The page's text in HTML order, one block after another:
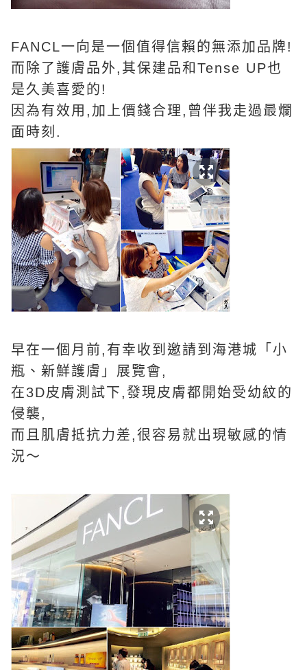
FANCL一向是一個值得信賴的無添加品牌!
而除了護膚品外,其保建品和Tense UP也
是久美喜愛的!
因為有效用,加上價錢合理,曾伴我走過最爛
面時刻.
早在一個月前,有幸收到邀請到海港城「小
瓶、新鮮護膚」展覽會,
在3D皮膚測試下,發現皮膚都開始受幼紋的
侵襲,
而且肌膚抵抗力差,很容易就出現敏感的情
況～